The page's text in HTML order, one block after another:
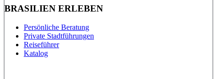
BRASILIEN ERLEBEN
Persönliche Beratung
Private Stadtführungen
Reiseführer
Katalog